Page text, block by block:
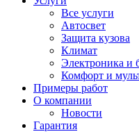
Все услуги
Автосвет
Защита кузова
Климат
Электроника и
Комфорт и
Примеры работ
О компании
Новости
Гарантия